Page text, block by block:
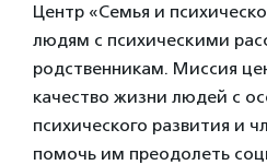
Центр «Семья и
людям с психическими
родственникам. Миссия
качество жизни людей с
психического развития и
помочь им преодолеть